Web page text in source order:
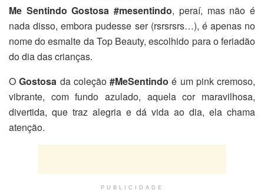
Me Sentindo Gostosa #mesentindo, peraí, mas não é
nada disso, embora pudesse ser (rsrsrsrs…), é apenas no
nome do esmalte da Top Beauty, escolhido para o feriadão
do dia das crianças.
OGostosa da coleção #MeSentindo é um pink cremoso,
vibrante, com fundo azulado, aquela cor maravilhosa,
divertida, que traz alegria e dá vida ao dia, ela chama
atenção.
PUBLICIDADE